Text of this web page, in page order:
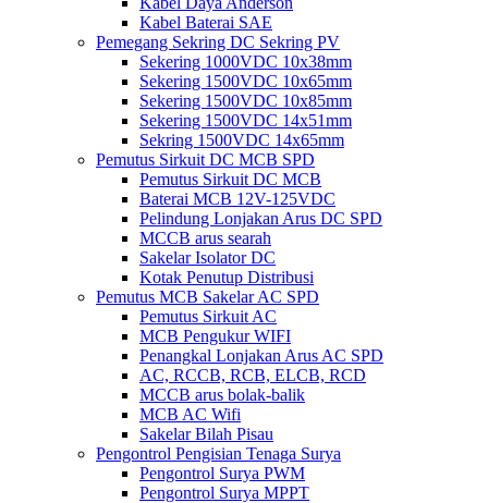
Kabel Baterai SAE
Pemegang Sekring DC Sekring PV
Sekering 1000VDC 10x38mm
Sekering 1500VDC 10x65mm
Sekering 1500VDC 10x85mm
Sekering 1500VDC 14x51mm
Sekring 1500VDC 14x65mm
Pemutus Sirkuit DC MCB SPD
Pemutus Sirkuit DC MCB
Baterai MCB 12V-125VDC
Pelindung Lonjakan Arus DC SPD
MCCB arus searah
Sakelar Isolator DC
Kotak Penutup Distribusi
Pemutus MCB Sakelar AC SPD
Pemutus Sirkuit AC
MCB Pengukur WIFI
Penangkal Lonjakan Arus AC SPD
AC, RCCB, RCB, ELCB, RCD
MCCB arus bolak-balik
MCB AC Wifi
Sakelar Bilah Pisau
Pengontrol Pengisian Tenaga Surya
Pengontrol Surya PWM
Pengontrol Surya MPPT